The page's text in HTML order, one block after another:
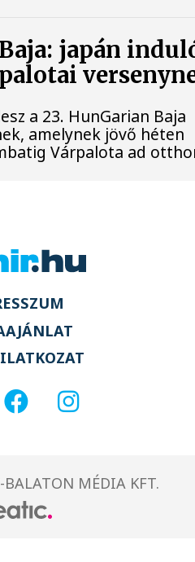
japán
a 23. HunGarian Baja
amelynek jövő héten
Várpalota ad
MÉDIA KFT.